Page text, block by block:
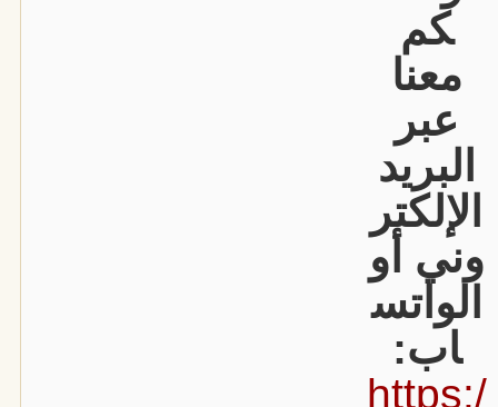
كم
معنا
عبر
البريد
الإلكتر
وني أو
الواتس
اب:
https:/